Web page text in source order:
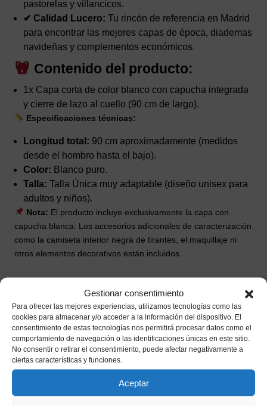
Gestionar consentimiento
Para ofrecer las mejores experiencias, utilizamos tecnologías como las
cookies para almacenar y/o acceder a la información del dispositivo. El
consentimiento de estas tecnologías nos permitirá procesar datos como el
comportamiento de navegación o las identificaciones únicas en este sitio.
No consentir o retirar el consentimiento, puede afectar negativamente a
ciertas características y funciones.
Aceptar
pastorelas y villancicos.
✔ Calidad Lucero: Tu rincón de referencia en Madrid
para encontrar las mejores capas de época, diademas
navideñas y complementos económicos.
Contenido del producto:
1x Capa corta de color blanco con capucha integrada
y cierre de lazo al cuello (90 cm de largo).
Especificaciones técnicas:
Longitud total: 90 cm aproximadamente (medidos
desde el hombro hasta el bajo).
Color: Blanco puro.
Talla: Talla Única muy adaptable (diseño unisex para
adultos y niños).
Nota: El producto incluye exclusivamente la capa con
capucha blanca. Los accesorios adicionales de caracterización
como la camiseta interior negra de tirantes, el maquillaje ni
otros elementos decorativos están incluidos.
Productos relacionados